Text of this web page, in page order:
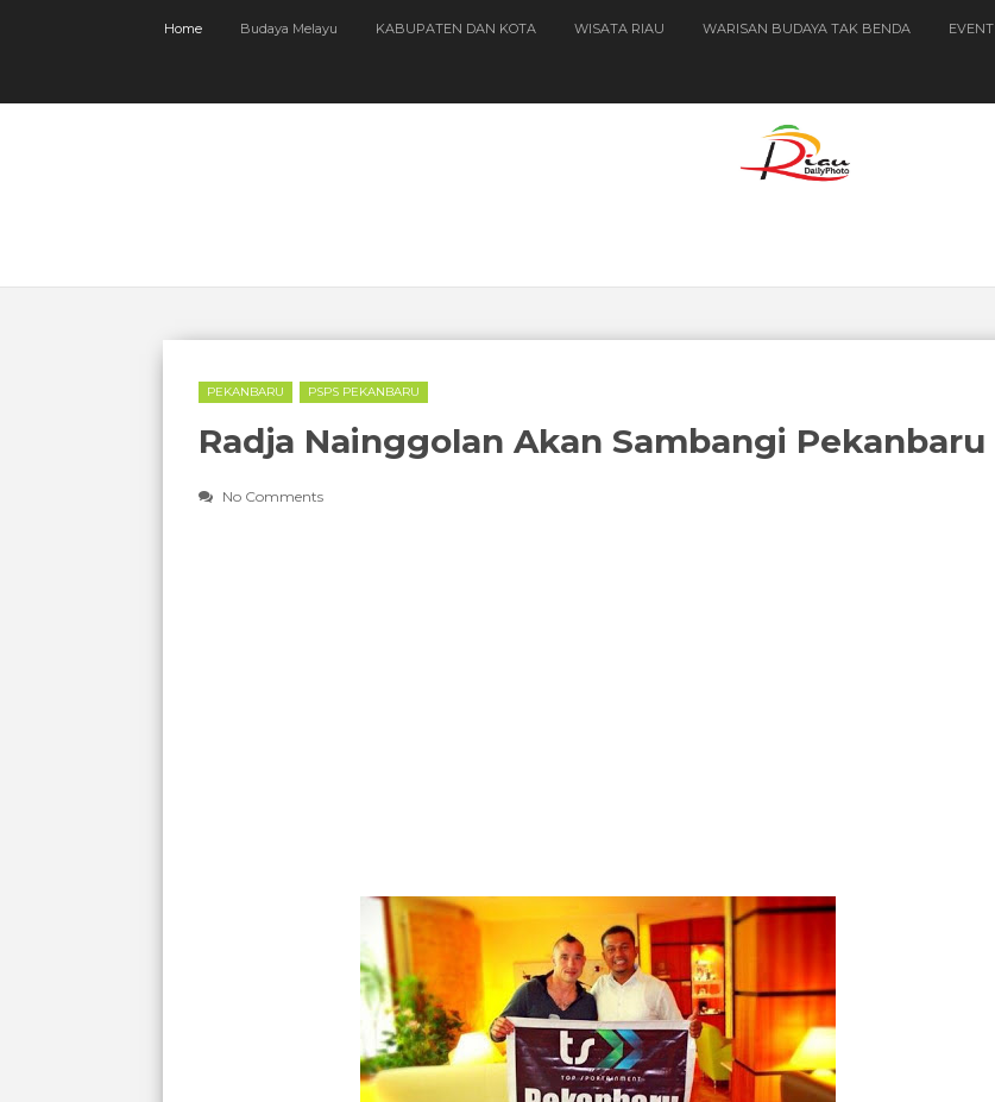
Home Budaya Melayu KABUPATEN DAN KOTA WISATA RIAU WARISAN BUDAYA TAK BENDA EVENT
PEKANBARU PSPS PEKANBARU
Radja Nainggolan Akan Sambangi Pekanbaru
No Comments